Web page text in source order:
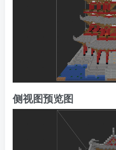
侧视图预览图